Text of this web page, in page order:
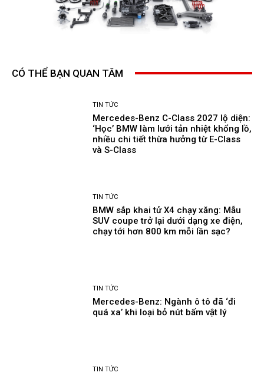
CÓ THỂ BẠN QUAN TÂM
TIN TỨC
Mercedes-Benz C-Class 2027 lộ diện:
‘Học’ BMW làm lưới tản nhiệt khổng lồ,
nhiều chi tiết thừa hưởng từ E-Class
và S-Class
TIN TỨC
BMW sắp khai tử X4 chạy xăng: Mẫu
SUV coupe trở lại dưới dạng xe điện,
chạy tới hơn 800 km mỗi lần sạc?
TIN TỨC
Mercedes-Benz: Ngành ô tô đã ‘đi
quá xa’ khi loại bỏ nút bấm vật lý
TIN TỨC